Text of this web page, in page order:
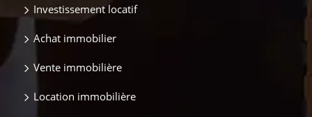
Investissement locatif
Achat immobilier
Vente immobilière
Location immobilière